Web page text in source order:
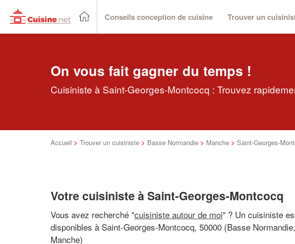
Conseils conception de cuisine Trouver un
On vous fait gagner du temps !
Cuisiniste à Saint-Georges-Montcocq : Trouvez
Accueil > Trouver un cuisiniste > Basse Normandie > Manche > Saint-Georges-
Votre cuisiniste à Saint-Georges-Montcocq
Vous avez recherché "cuisiniste autour de moi" ? Un cuisiniste
disponibles à Saint-Georges-Montcocq, 50000 (Basse Normandie,
Manche)